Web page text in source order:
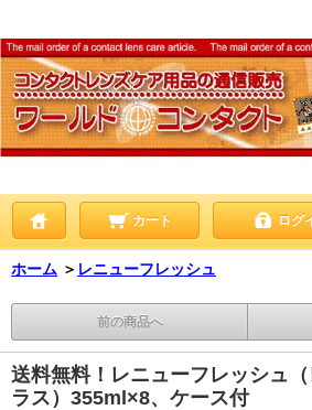
カート ログ
ホーム ＞ レニューフレッシュ
前の商品へ
送料無料！レニューフレッシュ
ラス）355ml×8、ケース付